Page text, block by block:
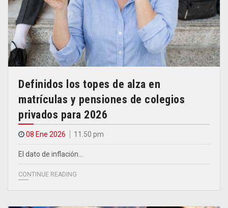
Definidos los topes de alza en
matrículas y pensiones de colegios
privados para 2026
08 Ene 2026 11.50 pm
El dato de inflación…
CONTINUE READING